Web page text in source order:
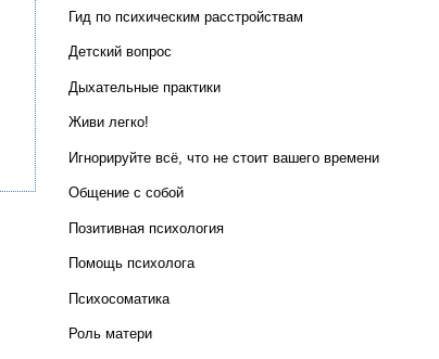
Гид по психическим расстройствам
Детский вопрос
Дыхательные практики
Живи легко!
Игнорируйте всё, что не стоит вашего времени
Общение с собой
Позитивная психология
Помощь психолога
Психосоматика
Роль матери